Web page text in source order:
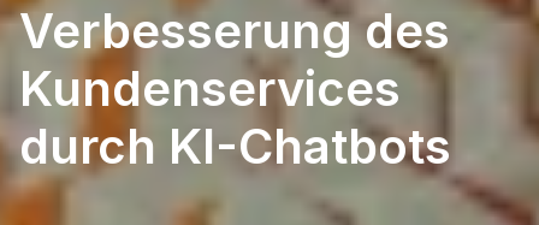
Verbesserung des
Kundenservices
durch KI-Chatbots